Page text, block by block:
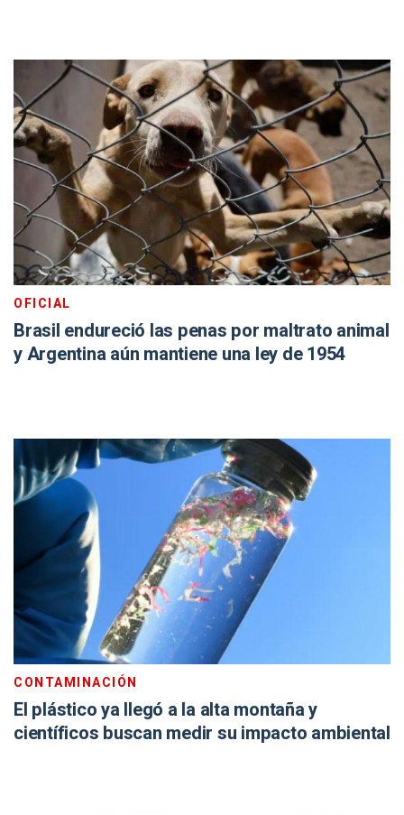
OFICIAL
Brasil endureció las penas por maltrato animal
y Argentina aún mantiene una ley de 1954
CONTAMINACIÓN
El plástico ya llegó a la alta montaña y
científicos buscan medir su impacto ambiental